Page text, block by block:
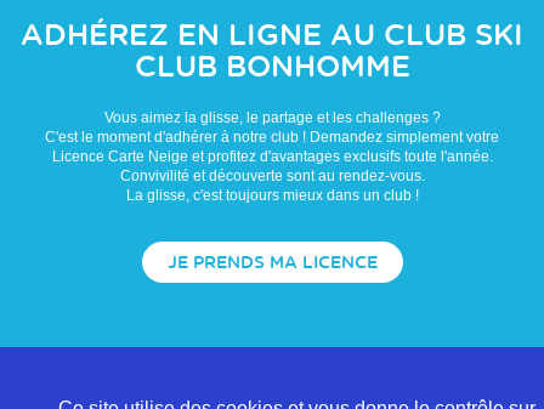
ADHÉREZ EN LIGNE AU CLUB SKI
CLUB BONHOMME
Vous aimez la glisse, le partage et les challenges ?
C'est le moment d'adhérer à notre club ! Demandez simplement votre
Licence Carte Neige et profitez d'avantages exclusifs toute l'année.
Convivilité et découverte sont au rendez-vous.
La glisse, c'est toujours mieux dans un club !
JE PRENDS MA LICENCE